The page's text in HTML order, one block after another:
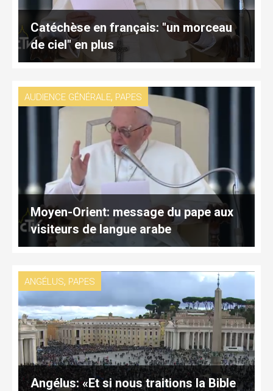
Catéchèse en français: "un morceau
de ciel" en plus
AUDIENCE GÉNÉRALE, PAPES
Moyen-Orient: message du pape aux
visiteurs de langue arabe
ANGÉLUS, PAPES
Angélus: «Et si nous traitions la Bible